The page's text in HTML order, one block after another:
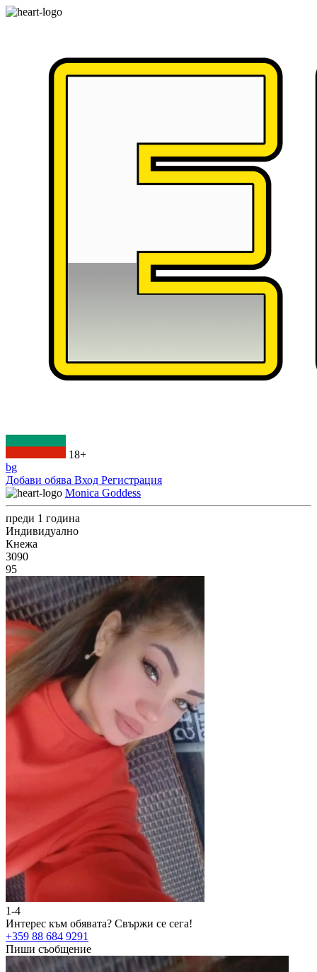
18+
bg
Добави обява Вход Регистрация
Monica Goddess
преди 1 година
Индивидуално
Кнежа
3090
95
1-4
Интерес към обявата? Свържи се сега!
+359 88 684 9291
Пиши съобщение